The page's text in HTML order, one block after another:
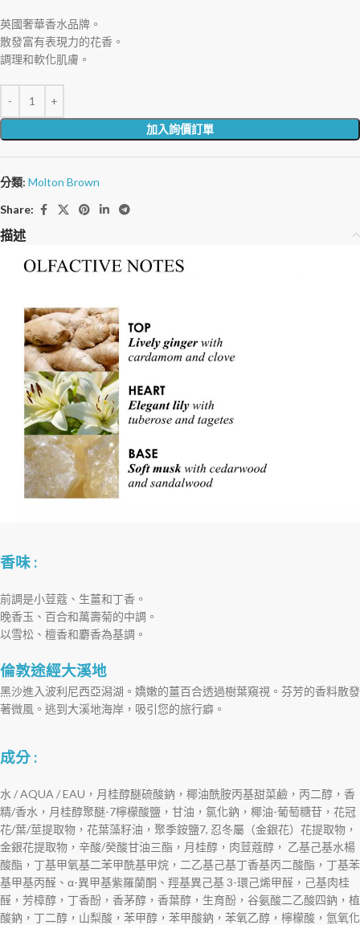
英國奢華香水品牌。
散發富有表現力的花香。
調理和軟化肌膚。
加入詢價訂單
分類: Molton Brown
Share:
描述
香味 :
前調是小荳蔻、生薑和丁香。
晚香玉、百合和萬壽菊的中調。
以雪松、檀香和麝香為基調。
倫敦途經大溪地
黑沙進入波利尼西亞潟湖。嬌嫩的薑百合透過樹葉窺視。芬芳的香料散發
著微風。逃到大溪地海岸，吸引您的旅行癖。
成分 :
水 / AQUA / EAU，月桂醇醚硫酸鈉，椰油酰胺丙基甜菜鹼，丙二醇，香
精/香水，月桂醇聚醚-7檸檬酸鹽，甘油，氯化鈉，椰油-葡萄糖苷，花冠
花/葉/莖提取物，花葉藻籽油，聚季銨鹽7, 忍冬屬（金銀花）花提取物，
金銀花提取物，辛酸/癸酸甘油三酯，月桂醇，肉荳蔻醇， 乙基己基水楊
酸酯，丁基甲氧基二苯甲酰基甲烷，二乙基己基丁香基丙二酸酯，丁基苯
基甲基丙醛、α-異甲基紫羅蘭酮、羥基異己基 3-環己烯甲醛，己基肉桂
醛，芳樟醇，丁香酚，香茅醇，香葉醇，生育酚，谷氨酸二乙酸四鈉，植
酸鈉，丁二醇，山梨酸，苯甲醇，苯甲酸鈉，苯氧乙醇，檸檬酸，氫氧化